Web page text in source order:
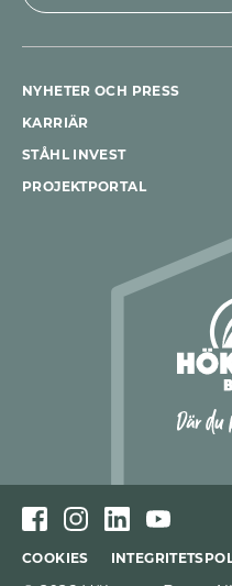
NYHETER OCH PRESS
KARRIÄR
STÅHL INVEST
PROJEKTPORTAL
COOKIES